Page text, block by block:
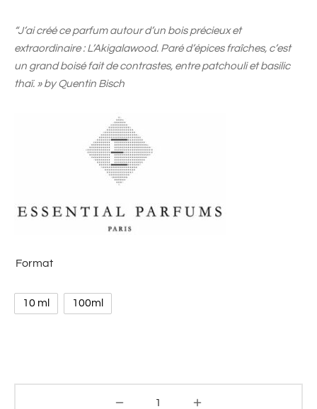
“J’ai créé ce parfum autour d’un bois précieux et
extraordinaire : L’Akigalawood. Paré d’épices fraîches, c’est
un grand boisé fait de contrastes, entre patchouli et basilic
thaï. » by Quentin Bisch
Format
10 ml 100ml